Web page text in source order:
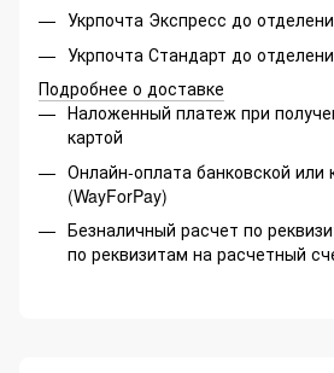
Укрпочта Экспресс до
Укрпочта Стандарт до
Подробнее о доставке
Наложенный платеж при
картой
Онлайн-оплата банковской или
(WayForPay)
Безналичный расчет по
по реквизитам на расчетный